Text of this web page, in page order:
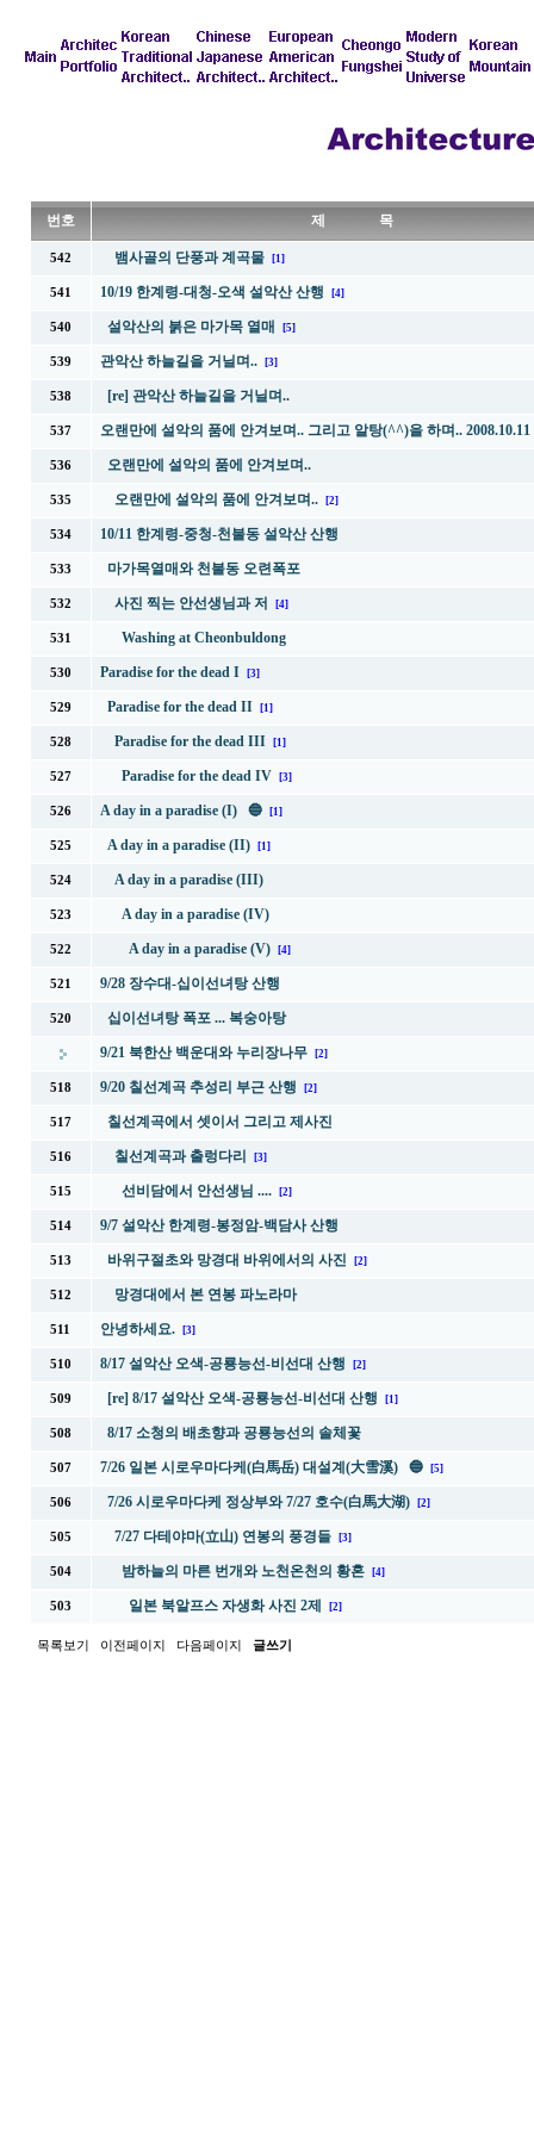
번호 제 목
542 뱀사골의 단풍과 계곡물 [1]
541 10/19 한계령-대청-오색 설악산 산행 [4]
540 설악산의 붉은 마가목 열매 [5]
539 관악산 하늘길을 거닐며.. [3]
538 [re] 관악산 하늘길을 거닐며..
537 오랜만에 설악의 품에 안겨보며.. 그리고 알탕(^^)을 하며.. 2008.10.11
536 오랜만에 설악의 품에 안겨보며..
535 오랜만에 설악의 품에 안겨보며.. [2]
534 10/11 한계령-중청-천불동 설악산 산행
533 마가목열매와 천불동 오련폭포
532 사진 찍는 안선생님과 저 [4]
531 Washing at Cheonbuldong
530 Paradise for the dead I [3]
529 Paradise for the dead II [1]
528 Paradise for the dead III [1]
527 Paradise for the dead IV [3]
526 A day in a paradise (I) 🔵 [1]
525 A day in a paradise (II) [1]
524 A day in a paradise (III)
523 A day in a paradise (IV)
522 A day in a paradise (V) [4]
521 9/28 장수대-십이선녀탕 산행
520 십이선녀탕 폭포 ... 복숭아탕
9/21 북한산 백운대와 누리장나무 [2]
518 9/20 칠선계곡 추성리 부근 산행 [2]
517 칠선계곡에서 셋이서 그리고 제사진
516 칠선계곡과 출렁다리 [3]
515 선비담에서 안선생님 .... [2]
514 9/7 설악산 한계령-봉정암-백담사 산행
513 바위구절초와 망경대 바위에서의 사진 [2]
512 망경대에서 본 연봉 파노라마
511 안녕하세요. [3]
510 8/17 설악산 오색-공룡능선-비선대 산행 [2]
509 [re] 8/17 설악산 오색-공룡능선-비선대 산행 [1]
508 8/17 소청의 배초향과 공룡능선의 솔체꽃
507 7/26 일본 시로우마다케(白馬岳) 대설계(大雪溪) 🔵 [5]
506 7/26 시로우마다케 정상부와 7/27 호수(白馬大湖) [2]
505 7/27 다테야마(立山) 연봉의 풍경들 [3]
504 밤하늘의 마른 번개와 노천온천의 황혼 [4]
503 일본 북알프스 자생화 사진 2제 [2]
목록보기 이전페이지 다음페이지 글쓰기